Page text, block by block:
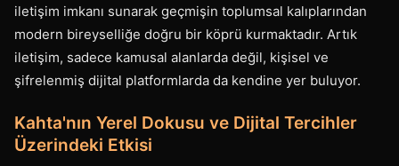
iletişim imkanı sunarak geçmişin toplumsal kalıplarından
modern bireyselliğe doğru bir köprü kurmaktadır. Artık
iletişim, sadece kamusal alanlarda değil, kişisel ve
şifrelenmiş dijital platformlarda da kendine yer buluyor.
Kahta'nın Yerel Dokusu ve Dijital Tercihler
Üzerindeki Etkisi